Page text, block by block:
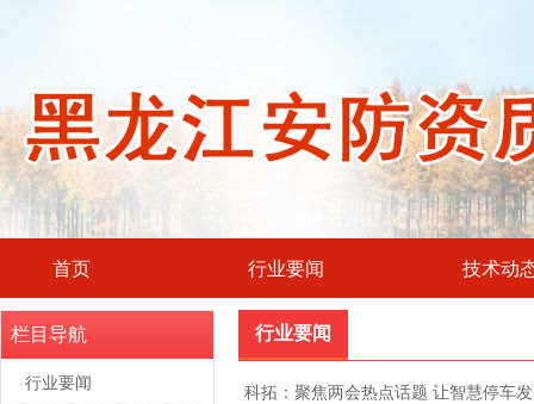
首页 行业要闻 技术动
栏目导航
行业要闻
行业要闻
科拓：聚焦两会热点话题 让智慧停车